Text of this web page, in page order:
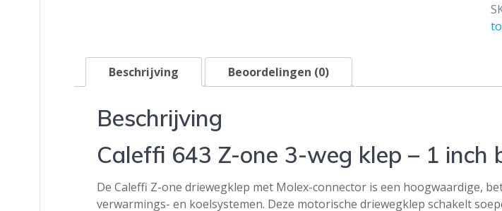
Beschrijving Beoordelingen (0)
Beschrijving
Caleffi 643 Z-one 3-weg klep – 1 inch
De Caleffi Z-one driewegklep met Molex-connector is een hoogwaardige,
verwarmings- en koelsystemen. Deze motorische driewegklep schakelt